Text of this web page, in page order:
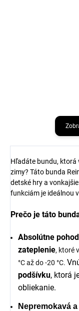
Hľadáte bundu, ktorá
zimy? Táto bunda
detské hry a
funkciám je ideálnou
Prečo je táto
Absolútne
zateplenie, ktoré
°C až do -20 °C.
podšívku, ktorá
obliekanie.
Nepremokavá